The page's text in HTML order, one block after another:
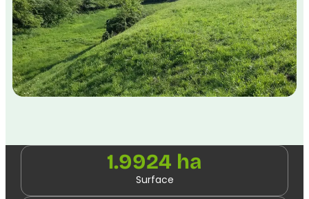
1.9924 ha
Surface